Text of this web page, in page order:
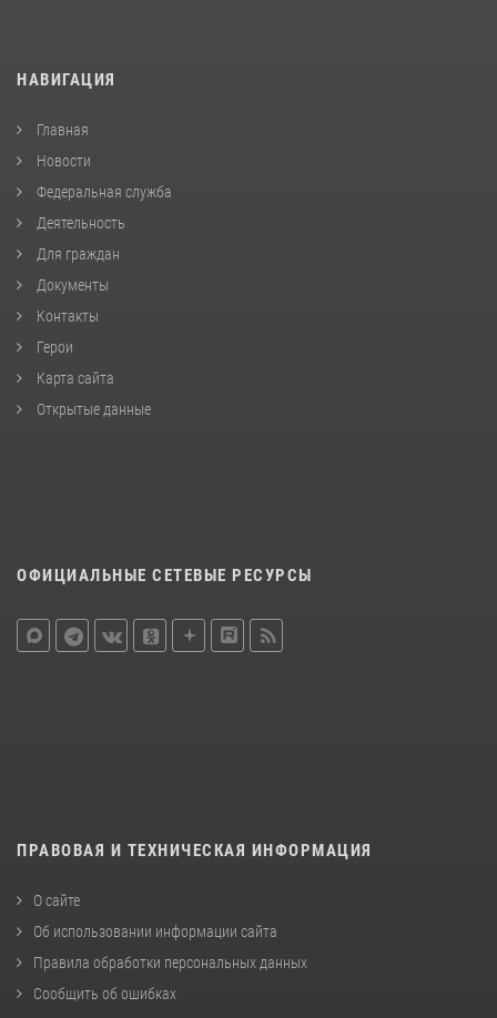
НАВИГАЦИЯ
Главная
Новости
Федеральная служба
Деятельность
Для граждан
Документы
Контакты
Герои
Карта сайта
Открытые данные
ОФИЦИАЛЬНЫЕ СЕТЕВЫЕ РЕСУРСЫ
ПРАВОВАЯ И ТЕХНИЧЕСКАЯ ИНФОРМАЦИЯ
О сайте
Об использовании информации сайта
Правила обработки персональных данных
Сообщить об ошибках